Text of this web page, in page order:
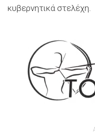
κυβερνητικά στελέχη.